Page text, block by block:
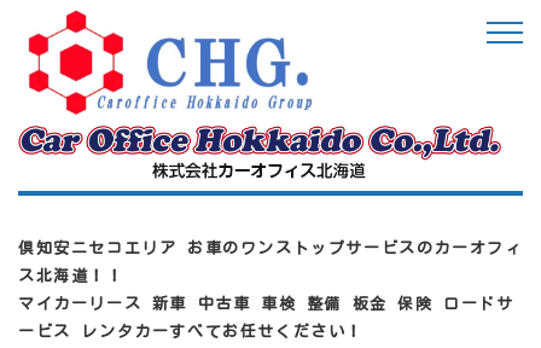
倶知安ニセコエリア お車のワンストップサービスのカーオフィ
ス北海道！！
マイカーリース 新車 中古車 車検 整備 板金 保険 ロードサ
ービス レンタカーすべてお任せください！